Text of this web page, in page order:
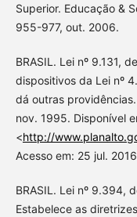
Superior. Educação &
955-977, out. 2006.
BRASIL. Lei nº 9.131,
dispositivos da Lei nº
dá outras
nov. 1995. Disponível
<http://
Acesso em: 25 jul.
BRASIL. Lei nº 9.394,
Estabelece as